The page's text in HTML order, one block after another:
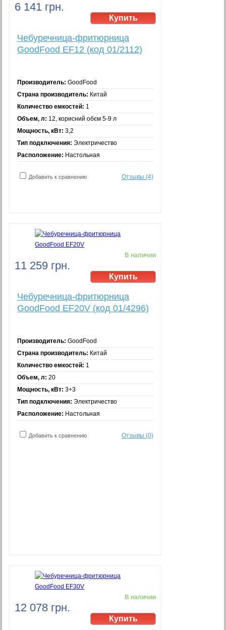
6 141 грн.
Чебуречница-фритюрница
GoodFood EF12 (код 01/2112)
Производитель: GoodFood
Страна производитель: Китай
Количество емкостей: 1
Объем, л: 12, корисний обєм 5-9 л
Мощность, кВт: 3,2
Тип подключения: Электричество
Расположение: Настольная
Добавить к сравнению Отзывы (4)
11 259 грн.
В наличии
Чебуречница-фритюрница
GoodFood EF20V (код 01/4296)
Производитель: GoodFood
Страна производитель: Китай
Количество емкостей: 1
Объем, л: 20
Мощность, кВт: 3+3
Тип подключения: Электричество
Расположение: Настольная
Добавить к сравнению Отзывы (0)
12 078 грн.
В наличии